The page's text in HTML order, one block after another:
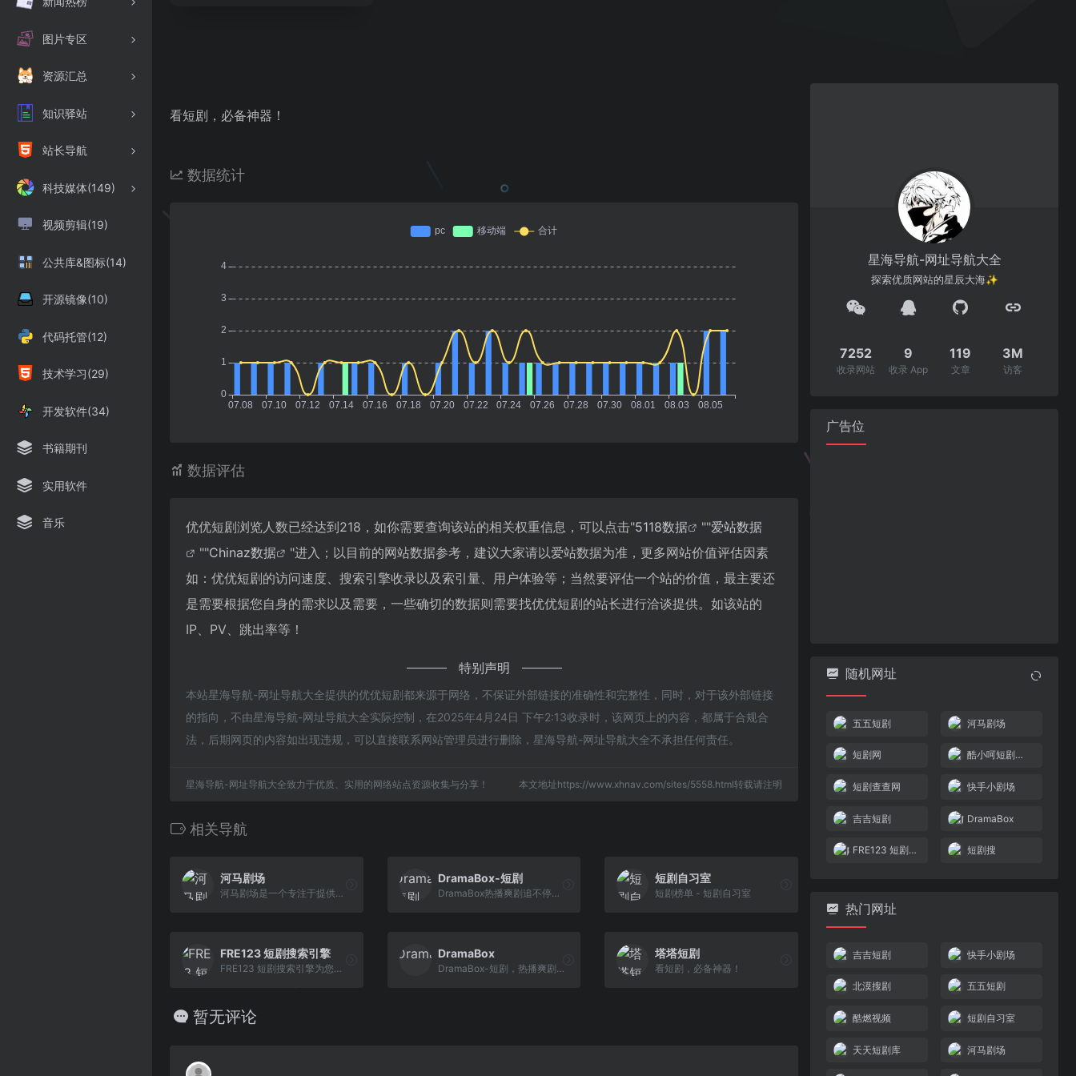
图片专区
资源汇总
知识驿站
站长导航
科技媒体(149)
视频剪辑(19)
公共库&图标(14)
开源镜像(10)
代码托管(12)
技术学习(29)
开发软件(34)
书籍期刊
实用软件
音乐
看短剧，必备神器！
数据统计
数据评估
优优短剧浏览人数已经达到218，如你需要查询该站的相关权重信息，可以点击"5118数据 ""爱站数据
""Chinaz数据
"进入；以目前的网站数据参考，建议大家请以爱站数据为准，更多网站价值评估因素
如：优优短剧的访问速度、搜索引擎收录以及索引量、用户体验等；当然要评估一个站的价值，最主要还
是需要根据您自身的需求以及需要，一些确切的数据则需要找优优短剧的站长进行洽谈提供。如该站的
IP、PV、跳出率等！
特别声明
本站星海导航-网址导航大全提供的优优短剧都来源于网络，不保证外部链接的准确性和完整性，同时，对于该外部链接
的指向，不由星海导航-网址导航大全实际控制，在2025年4月24日 下午2:13收录时，该网页上的内容，都属于合规合
法，后期网页的内容如出现违规，可以直接联系网站管理员进行删除，星海导航-网址导航大全不承担任何责任。
星海导航-网址导航大全致力于优质、实用的网络站点资源收集与分享！ 本文地址https://www.xhnav.com/sites/5558.html转载请注明
相关导航
河马剧场
河马剧场是一个专注于提供高质量短剧的平台。平台汇集了各种类型好看的短剧，包括微短剧、网络短剧、搞笑短剧等，可以通过河马剧场官网下载河马剧场app，观看河马短剧。加入河马剧场，让我们一起享受戏剧的魅力吧！
DramaBox-短剧
DramaBox热播爽剧追不停，随时随地嗨翻天！我们为您提供丰富多彩的精选和持续更新的短剧作品，总有精彩的内容吸引您！
短剧自习室
短剧榜单 - 短剧自习室
FRE123 短剧搜索引擎
FRE123 短剧搜索引擎为您提供各平台资源下载，是追剧必备工具，还为您提供当前最新最热短剧，直接搜索关键词即可找到对应的短剧下载源。
DramaBox
DramaBox-短剧，热播爽剧追不停，随时随地嗨翻天！我们为您提供丰富多彩的精选和持续更新的短剧作品，总有精彩的内容吸引您！
塔塔短剧
看短剧，必备神器！
暂无评论
星海导航-网址导航大全
探索优质网站的星辰大海✨
7252
收录网站
9
收录 App
119
文章
3M
访客
广告位
随机网址
五五短剧 河马剧场
短剧网 酷小呵短剧搜索库
短剧查查网 快手小剧场
吉吉短剧 DramaBox
FRE123 短剧搜索引擎 短剧搜
热门网址
吉吉短剧 快手小剧场
北漠搜剧 五五短剧
酷燃视频 短剧自习室
天天短剧库 河马剧场